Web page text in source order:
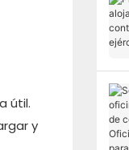
útil.
y